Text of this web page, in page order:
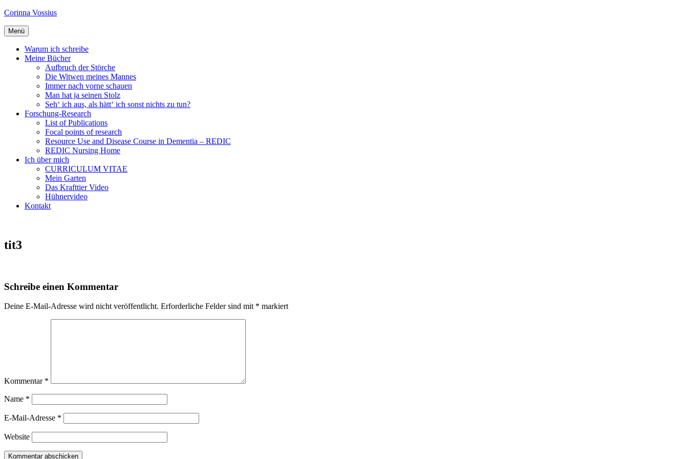
Zum
springen
Corinna Vossius
Menü
Warum ich schreibe
Meine Bücher
Aufbruch der Störche
Die Witwen meines Mannes
Immer nach vorne schauen
Man hat ja seinen Stolz
Seh‘ ich aus, als hätt‘ ich sonst nichts zu tun?
Forschung-Research
List of Publications
Focal points of research
Resource Use and Disease Course in Dementia – REDIC
REDIC Nursing Home
Ich über mich
CURRICULUM VITAE
Mein Garten
Das Krafttier Video
Hühnervideo
Kontakt
tit3
Schreibe einen Kommentar
Deine E-Mail-Adresse wird nicht veröffentlicht. Erforderliche Felder sind mit * markiert
Kommentar *
Name *
E-Mail-Adresse *
Website